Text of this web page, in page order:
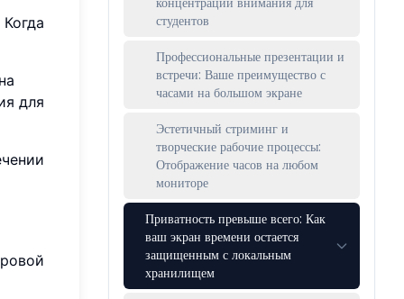
для
студентов
Профессиональные презентации и
встречи: Ваше преимущество с
часами на большом экране
Эстетичный стриминг и
творческие рабочие процессы:
Отображение часов на любом
мониторе
Приватность превыше всего: Как
ваш экран времени остается
защищенным с локальным
хранилищем